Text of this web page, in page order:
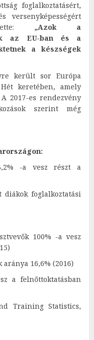
foglalkoztatásért,
versenyképességért
„Azok a
az EU-ban és a
a készségek
került sor Európa
keretében, amely
2017-es rendezvény
szerint még
-a vesz részt a
diákok foglalkoztatási
100% -a vesz
16,6% (2016)
a felnőttoktatásban
Training Statistics,